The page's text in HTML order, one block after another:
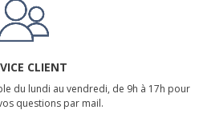
CLIENT
du lundi au vendredi, de 9h à 17h pour
questions par mail.